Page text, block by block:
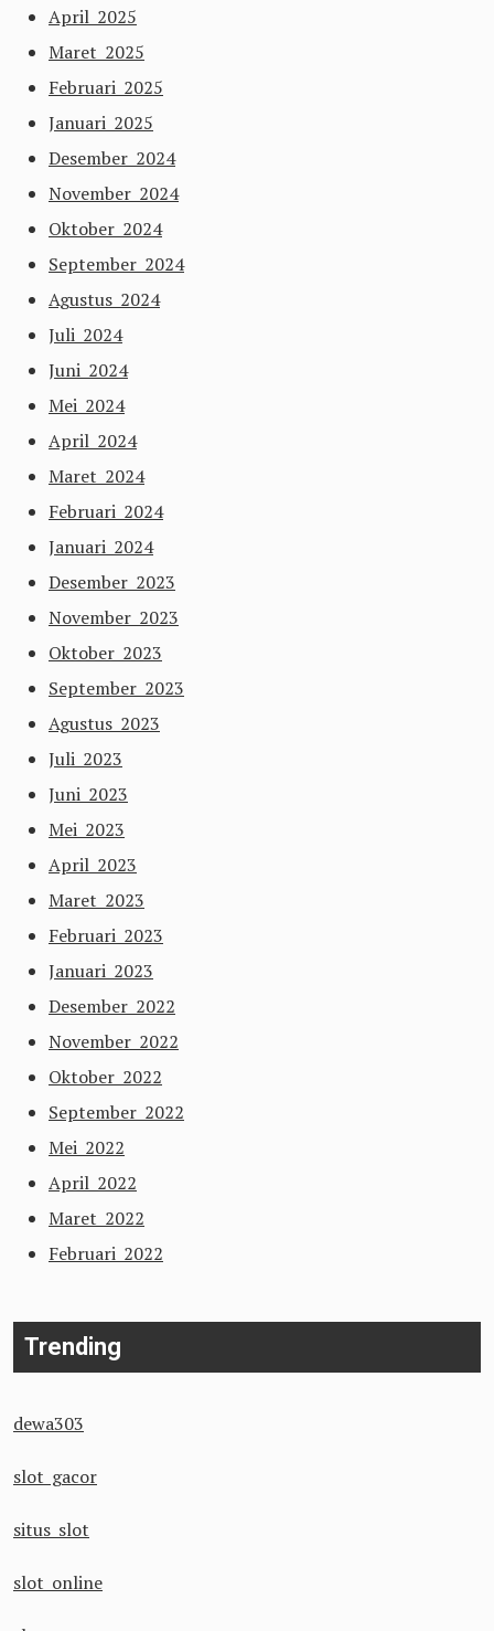
April 2025
Maret 2025
Februari 2025
Januari 2025
Desember 2024
November 2024
Oktober 2024
September 2024
Agustus 2024
Juli 2024
Juni 2024
Mei 2024
April 2024
Maret 2024
Februari 2024
Januari 2024
Desember 2023
November 2023
Oktober 2023
September 2023
Agustus 2023
Juli 2023
Juni 2023
Mei 2023
April 2023
Maret 2023
Februari 2023
Januari 2023
Desember 2022
November 2022
Oktober 2022
September 2022
Mei 2022
April 2022
Maret 2022
Februari 2022
Trending
dewa303
slot gacor
situs slot
slot online